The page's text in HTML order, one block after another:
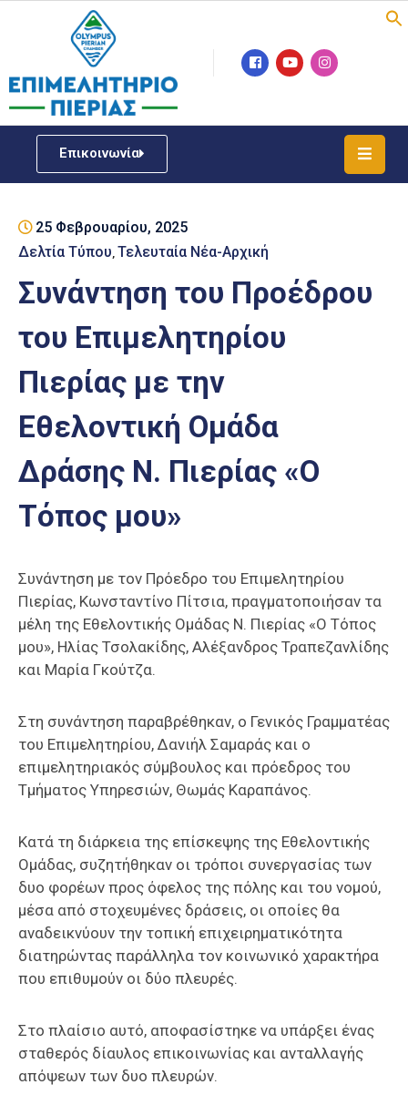
Επικοινωνία
Επιμελητήριο
Νέα
ΓΕΜΗ
Υποστήριξη
Έκθεση
Παραδοσιακών
Επαγγελμάτων
Έκθεση
ΕΒΕΠ-
ΚΜ
25 Φεβρουαρίου, 2025
Δελτία Τύπου Τελευταία Νέα-Αρχική
Συνάντηση του Προέδρου
του Επιμελητηρίου
Πιερίας με την
Εθελοντική Ομάδα
Δράσης Ν. Πιερίας «Ο
Τόπος μου»
Συνάντηση με τον Πρόεδρο του Επιμελητηρίου
Πιερίας, Κωνσταντίνο Πίτσια, πραγματοποιήσαν τα
μέλη της Εθελοντικής Ομάδας Ν. Πιερίας «Ο Τόπος
μου», Ηλίας Τσολακίδης, Αλέξανδρος Τραπεζανλίδης
και Μαρία Γκούτζα.
Στη συνάντηση παραβρέθηκαν, ο Γενικός Γραμματέας
του Επιμελητηρίου, Δανιήλ Σαμαράς και ο
επιμελητηριακός σύμβουλος και πρόεδρος του
Τμήματος Υπηρεσιών, Θωμάς Καραπάνος.
Κατά τη διάρκεια της επίσκεψης της Εθελοντικής
Ομάδας, συζητήθηκαν οι τρόποι συνεργασίας των
δυο φορέων προς όφελος της πόλης και του νομού,
μέσα από στοχευμένες δράσεις, οι οποίες θα
αναδεικνύουν την τοπική επιχειρηματικότητα
διατηρώντας παράλληλα τον κοινωνικό χαρακτήρα
που επιθυμούν οι δύο πλευρές.
Στο πλαίσιο αυτό, αποφασίστηκε να υπάρξει ένας
σταθερός δίαυλος επικοινωνίας και ανταλλαγής
απόψεων των δυο πλευρών.